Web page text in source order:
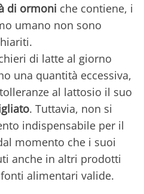
di ormoni che contiene, i
umano non sono
di latte al giorno
una quantità eccessiva,
al lattosio il suo
. Tuttavia, non si
indispensabile per il
momento che i suoi
anche in altri prodotti
alimentari valide.